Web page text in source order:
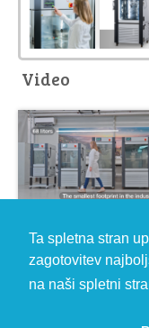
Ta spletna stran
zagotovitev
na naši spletni
Video